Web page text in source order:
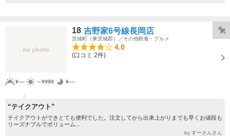
18 吉野家6号線長岡店
茨城町（東茨城郡）／その他軽食・グルメ
4.0
(口コミ 2件)
¥---- ～¥999 ¥----
“テイクアウト”
テイクアウトができとても便利でした。注文してから出来上がりまでも早くお値段も
リーズナブルでボリューム...
by すーさんさん